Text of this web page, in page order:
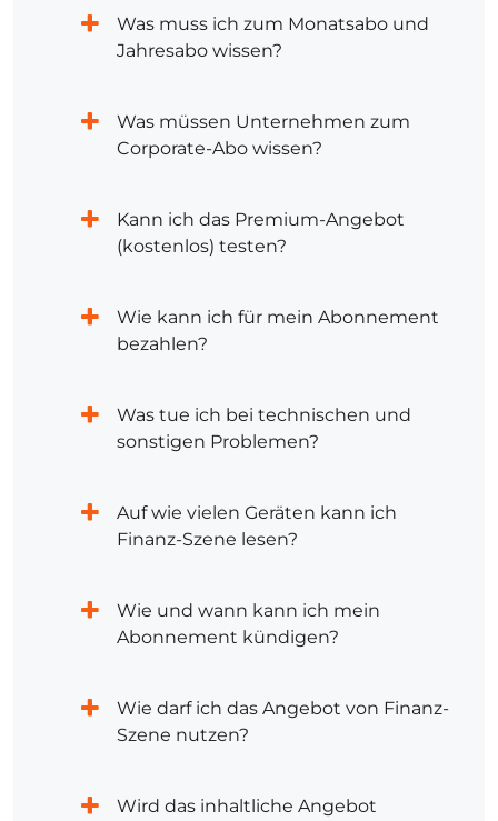
Was muss ich zum Monatsabo und
Jahresabo wissen?
Was müssen Unternehmen zum
Corporate-Abo wissen?
Kann ich das Premium-Angebot
(kostenlos) testen?
Wie kann ich für mein Abonnement
bezahlen?
Was tue ich bei technischen und
sonstigen Problemen?
Auf wie vielen Geräten kann ich
Finanz-Szene lesen?
Wie und wann kann ich mein
Abonnement kündigen?
Wie darf ich das Angebot von Finanz-
Szene nutzen?
Wird das inhaltliche Angebot